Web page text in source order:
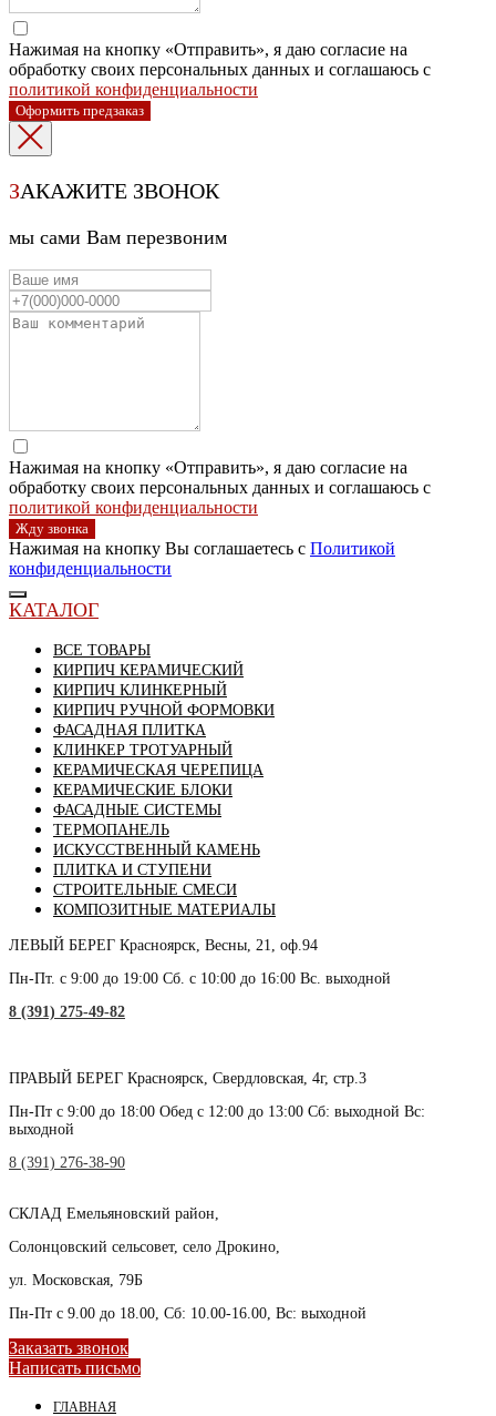
Нажимая на кнопку «Отправить», я даю согласие на
обработку своих персональных данных и соглашаюсь с
политикой конфиденциальности
Оформить предзаказ
ЗАКАЖИТЕ ЗВОНОК
мы сами Вам перезвоним
Нажимая на кнопку «Отправить», я даю согласие на
обработку своих персональных данных и соглашаюсь с
политикой конфиденциальности
Жду звонка
Нажимая на кнопку Вы соглашаетесь с Политикой
конфиденциальности
КАТАЛОГ
ВСЕ ТОВАРЫ
КИРПИЧ КЕРАМИЧЕСКИЙ
КИРПИЧ КЛИНКЕРНЫЙ
КИРПИЧ РУЧНОЙ ФОРМОВКИ
ФАСАДНАЯ ПЛИТКА
КЛИНКЕР ТРОТУАРНЫЙ
КЕРАМИЧЕСКАЯ ЧЕРЕПИЦА
КЕРАМИЧЕСКИЕ БЛОКИ
ФАСАДНЫЕ СИСТЕМЫ
ТЕРМОПАНЕЛЬ
ИСКУССТВЕННЫЙ КАМЕНЬ
ПЛИТКА И СТУПЕНИ
СТРОИТЕЛЬНЫЕ СМЕСИ
КОМПОЗИТНЫЕ МАТЕРИАЛЫ
ЛЕВЫЙ БЕРЕГ Красноярск, Весны, 21, оф.94
Пн-Пт. с 9:00 до 19:00 Сб. с 10:00 до 16:00 Вс. выходной
8 (391) 275-49-82
ПРАВЫЙ БЕРЕГ Красноярск, Свердловская, 4г, стр.3
Пн-Пт с 9:00 до 18:00 Обед с 12:00 до 13:00 Сб: выходной Вс:
выходной
8 (391) 276-38-90
СКЛАД Емельяновский район,
Солонцовский сельсовет, село Дрокино,
ул. Московская, 79Б
Пн-Пт с 9.00 до 18.00, Сб: 10.00-16.00, Вс: выходной
Заказать звонок
Написать письмо
ГЛАВНАЯ